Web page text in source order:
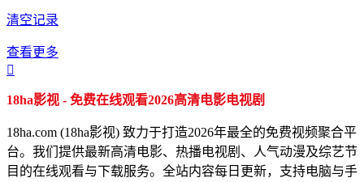
清空记录
查看更多

18ha影视 - 免费在线观看2026高清电影电视剧
18ha.com (18ha影视) 致力于打造2026年最全的免费视频聚合平
台。我们提供最新高清电影、热播电视剧、人气动漫及综艺节
目的在线观看与下载服务。全站内容每日更新，支持电脑与手